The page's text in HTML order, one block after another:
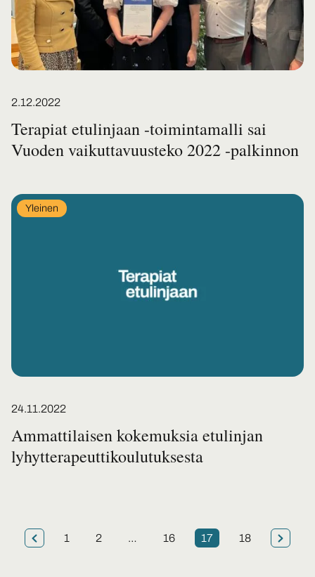
Posted on
2.12.2022
Terapiat etulinjaan -toimintamalli sai
Vuoden vaikuttavuusteko 2022 -palkinnon
Posted on
24.11.2022
In
Yleinen
Ammattilaisen kokemuksia etulinjan
lyhytterapeuttikoulutuksesta
Artikkelien
1 2 … 16 17 18